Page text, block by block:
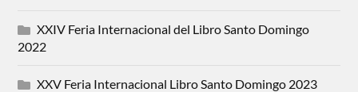
XXIV Feria Internacional del Libro Santo Domingo
2022
XXV Feria Internacional Libro Santo Domingo 2023